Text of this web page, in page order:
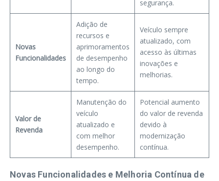
segurança.
Novas
Funcionalidades
Adição de
recursos e
aprimoramentos
de desempenho
ao longo do
tempo.
Veículo sempre
atualizado, com
acesso às últimas
inovações e
melhorias.
Valor de
Revenda
Manutenção do
veículo
atualizado e
com melhor
desempenho.
Potencial aumento
do valor de revenda
devido à
modernização
contínua.
Novas Funcionalidades e Melhoria Contínua de